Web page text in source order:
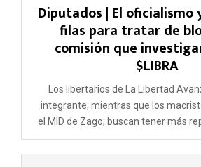
Diputados | El oficialismo
filas para tratar de
comisión que
$LIBRA
Los libertarios de La Libertad
integrante, mientras que los
el MID de Zago; buscan tener más